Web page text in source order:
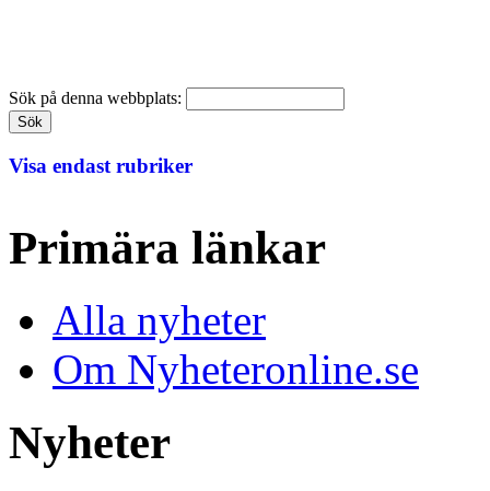
Sök på denna webbplats:
Visa endast rubriker
Primära länkar
Alla nyheter
Om Nyheteronline.se
Nyheter